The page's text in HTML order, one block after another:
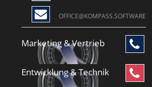
OFFICE@KOMPASS.SOFTWARE
Marketing & Vertrieb
Entwicklung & Technik